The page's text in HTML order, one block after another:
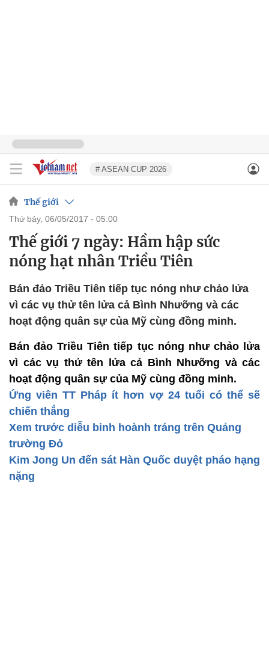
# ASEAN CUP 2026
Thế giới
thứ bảy, 06/05/2017 - 05:00
Thế giới 7 ngày: Hầm hập sức
nóng hạt nhân Triều Tiên
Bán đảo Triều Tiên tiếp tục nóng như chảo lửa
vì các vụ thử tên lửa cả Bình Nhưỡng và các
hoạt động quân sự của Mỹ cùng đồng minh.
Bán đảo Triều Tiên tiếp tục nóng như chảo lửa
vì các vụ thử tên lửa cả Bình Nhưỡng và các
hoạt động quân sự của Mỹ cùng đồng minh.
Ứng viên TT Pháp ít hơn vợ 24 tuổi có thể sẽ
chiến thắng
Xem trước diễu binh hoành tráng trên Quảng
trường Đỏ
Kim Jong Un đến sát Hàn Quốc duyệt pháo hạng
nặng